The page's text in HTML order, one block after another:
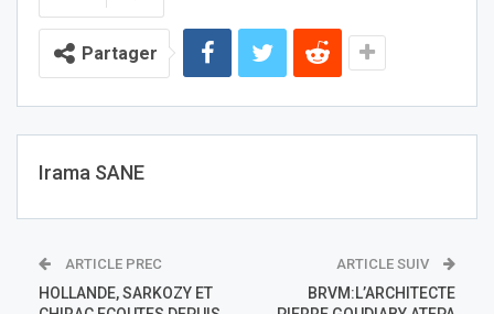
Partager
Irama SANE
ARTICLE PREC
HOLLANDE, SARKOZY ET
ARTICLE SUIV
BRVM:L’ARCHITECTE